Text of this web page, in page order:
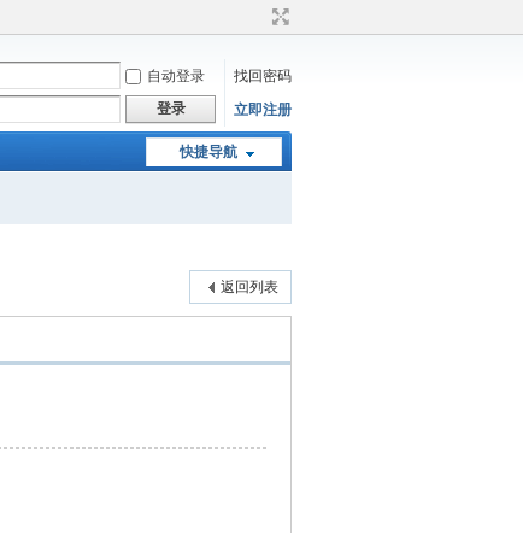
自动登录
找回密码
登录 立即注册
快捷导航
返回列表